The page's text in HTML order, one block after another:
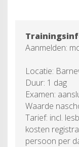
Aanmelden:
Locatie:
Duur: 1 dag
Examen:
Waarde
Tarief: incl.
kosten
persoon per